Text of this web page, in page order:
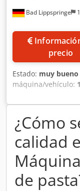
Bad Lippspringe
Información de
precio
Estado: muy
máquina/vehículo:
Kalmijer, con 2
hornear. Dodpfxsc
reacondicionada.
nueva. Bandas de
renovado algunas
¿Cómo
calidad
de